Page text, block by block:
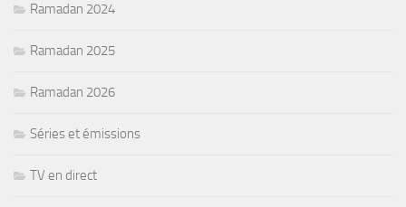
Ramadan 2024
Ramadan 2025
Ramadan 2026
Séries et émissions
TV en direct